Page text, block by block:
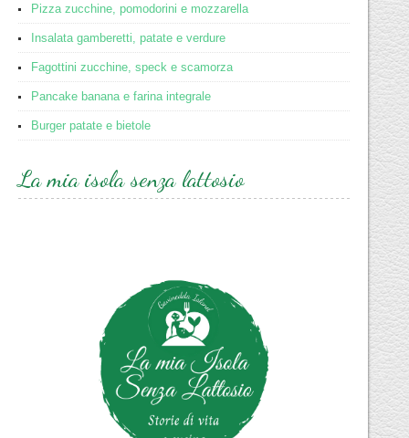
Pizza zucchine, pomodorini e mozzarella
Insalata gamberetti, patate e verdure
Fagottini zucchine, speck e scamorza
Pancake banana e farina integrale
Burger patate e bietole
La mia isola senza lattosio